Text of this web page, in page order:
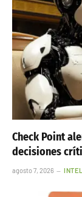
Check Point
decisiones
agosto 7, 2026